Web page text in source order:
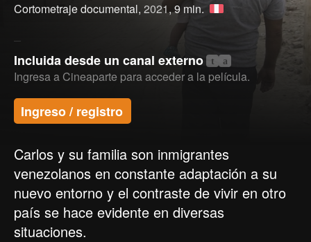
Cortometraje documental, 2021, 9 min.
Incluida desde un canal externo t a
Ingresa a Cineaparte para acceder a la película.
Ingreso / registro
Carlos y su familia son inmigrantes
venezolanos en constante adaptación a su
nuevo entorno y el contraste de vivir en otro
país se hace evidente en diversas
situaciones.